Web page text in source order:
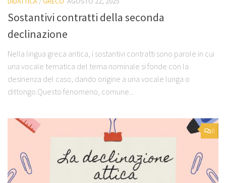
Sostantivi contratti della seconda
declinazione
Nella lingua greca antica, i sostantivi contratti sono parole in cui
una vocale tematica del tema nominale si fonde con la
desinenza del caso, dando origine a una vocale lunga o
dittongo.Questo fenomeno, comune...
0